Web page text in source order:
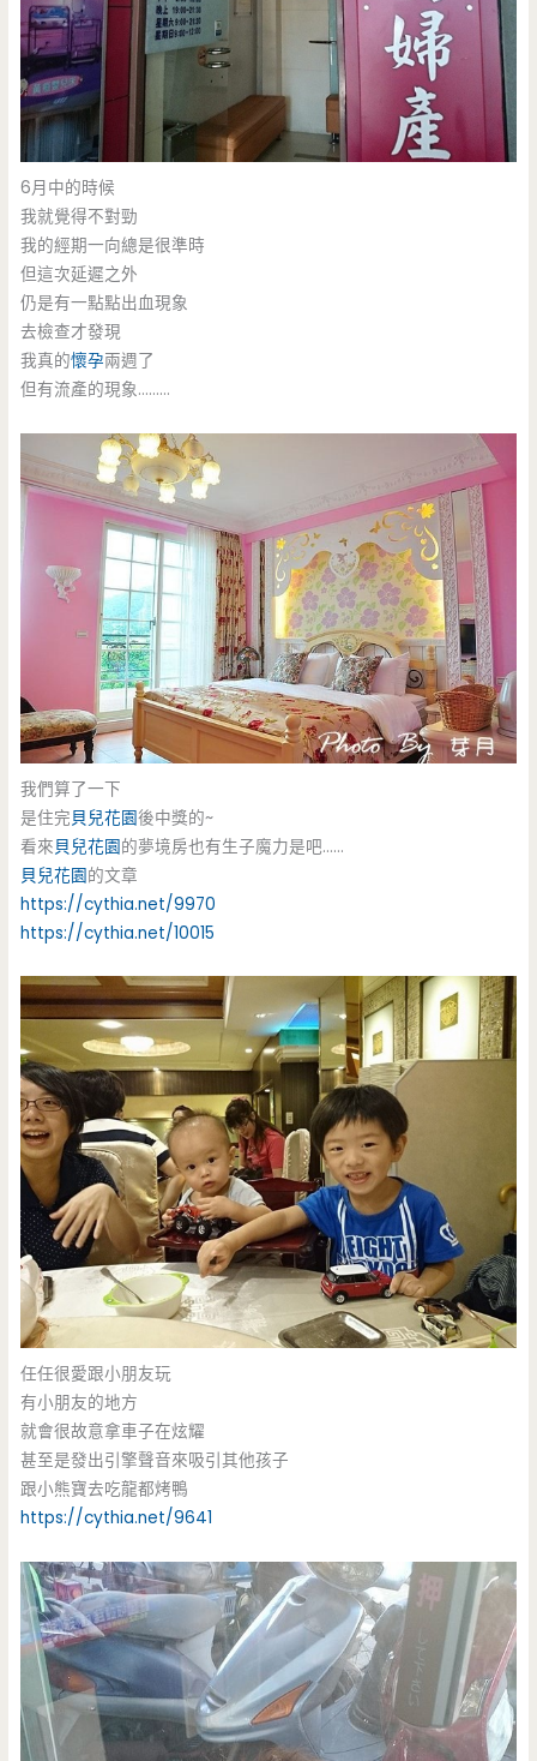
6月中的時候
我就覺得不對勁
我的經期一向總是很準時
但這次延遲之外
仍是有一點點出血現象
去檢查才發現
我真的懷孕兩週了
但有流產的現象………
我們算了一下
是住完貝兒花園後中獎的~
看來貝兒花園的夢境房也有生子魔力是吧……
貝兒花園的文章
https://cythia.net/9970
https://cythia.net/10015
任任很愛跟小朋友玩
有小朋友的地方
就會很故意拿車子在炫耀
甚至是發出引擎聲音來吸引其他孩子
跟小熊寶去吃龍都烤鴨
https://cythia.net/9641